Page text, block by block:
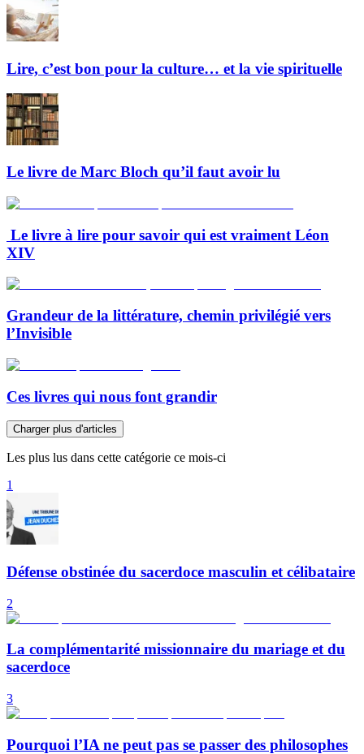
Lire, c’est bon pour la culture… et la vie spirituelle
Le livre de Marc Bloch qu’il faut avoir lu
Le livre à lire pour savoir qui est vraiment Léon
XIV
Grandeur de la littérature, chemin privilégié vers
l’Invisible
Ces livres qui nous font grandir
Charger plus d'articles
Les plus lus dans cette catégorie ce mois-ci
1
Défense obstinée du sacerdoce masculin et célibataire
2
La complémentarité missionnaire du mariage et du
sacerdoce
3
Pourquoi l’IA ne peut pas se passer des philosophes